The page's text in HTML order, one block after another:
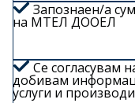
Запознаен/а
на МТЕЛ ДООЕЛ
Се согласувам
добивам
услуги и